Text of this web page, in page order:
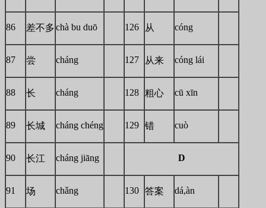
86 差不多chà bu duō 126 从 cóng
87 尝 cháng 127 从来 cóng lái
88 长 cháng 128 粗心 cū xīn
89 长城 cháng chéng 129 错 cuò
90 长江 cháng jiāng D
91 场 chǎng 130 答案 dá,àn